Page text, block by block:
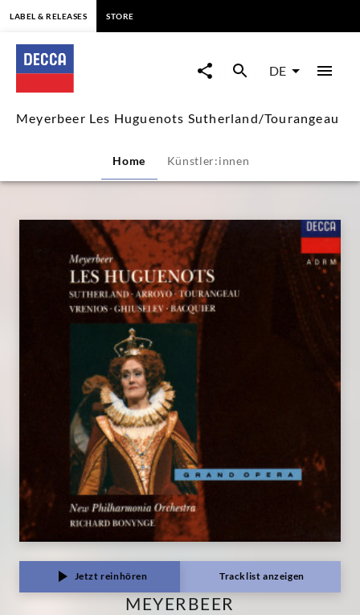
Meyerbeer
Les
Huguenots
Sutherland/Tourangeau
|
Decca
Classics
LABEL & RELEASES STORE
DE
Meyerbeer Les Huguenots Sutherland/Tourangeau
Home Künstler:innen
Jetzt reinhören Tracklist anzeigen
MEYERBEER